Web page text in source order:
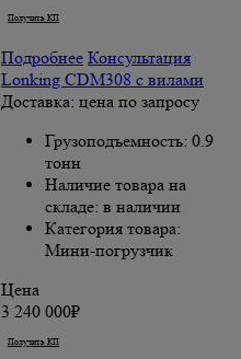
Получить КП
Подробнее Консультация
Lonking CDM308 с вилами
Доставка: цена по запросу
Грузоподъемность: 0.9
тонн
Наличие товара на
складе: в наличии
Категория товара:
Мини-погрузчик
Цена
3 240 000₽
Получить КП